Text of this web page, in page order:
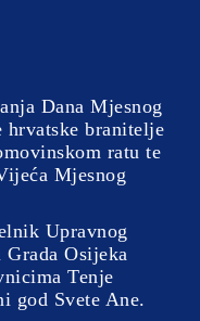
Dana Mjesnog
hrvatske branitelje
ratu te
Mjesnog
Upravnog
Osijeka
Tenje
god Svete Ane.